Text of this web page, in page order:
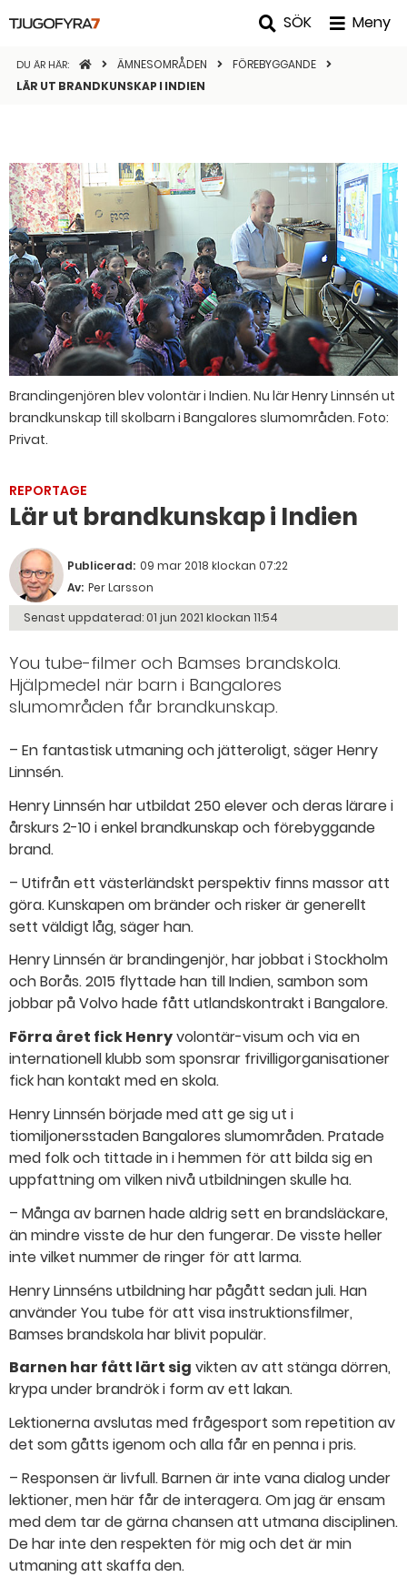
SÖK Meny
DU ÄR HÄR: STARTSIDANÄMNESOMRÅDEN
FÖREBYGGANDE
LÄR UT BRANDKUNSKAP I INDIEN
Brandingenjören blev volontär i Indien. Nu lär Henry Linnsén ut
brandkunskap till skolbarn i Bangalores slumområden. Foto:
Privat.
REPORTAGE
Lär ut brandkunskap i Indien
Publicerad: 09 mar 2018 klockan 07:22
Av: Per Larsson
Senast uppdaterad: 01 jun 2021 klockan 11:54
You tube-filmer och Bamses brandskola.
Hjälpmedel när barn i Bangalores
slumområden får brandkunskap.
– En fantastisk utmaning och jätteroligt, säger Henry
Linnsén.
Henry Linnsén har utbildat 250 elever och deras lärare i
årskurs 2-10 i enkel brandkunskap och förebyggande
brand.
– Utifrån ett västerländskt perspektiv finns massor att
göra. Kunskapen om bränder och risker är generellt
sett väldigt låg, säger han.
Henry Linnsén är brandingenjör, har jobbat i Stockholm
och Borås. 2015 flyttade han till Indien, sambon som
jobbar på Volvo hade fått utlandskontrakt i Bangalore.
Förra året fick Henryvolontär-visum och via en
internationell klubb som sponsrar frivilligorganisationer
fick han kontakt med en skola.
Henry Linnsén började med att ge sig ut i
tiomiljonersstaden Bangalores slumområden. Pratade
med folk och tittade in i hemmen för att bilda sig en
uppfattning om vilken nivå utbildningen skulle ha.
– Många av barnen hade aldrig sett en brandsläckare,
än mindre visste de hur den fungerar. De visste heller
inte vilket nummer de ringer för att larma.
Henry Linnséns utbildning har pågått sedan juli. Han
använder You tube för att visa instruktionsfilmer,
Bamses brandskola har blivit populär.
Barnen har fått lärt sig vikten av att stänga dörren,
krypa under brandrök i form av ett lakan.
Lektionerna avslutas med frågesport som repetition av
det som gåtts igenom och alla får en penna i pris.
– Responsen är livfull. Barnen är inte vana dialog under
lektioner, men här får de interagera. Om jag är ensam
med dem tar de gärna chansen att utmana disciplinen.
De har inte den respekten för mig och det är min
utmaning att skaffa den.